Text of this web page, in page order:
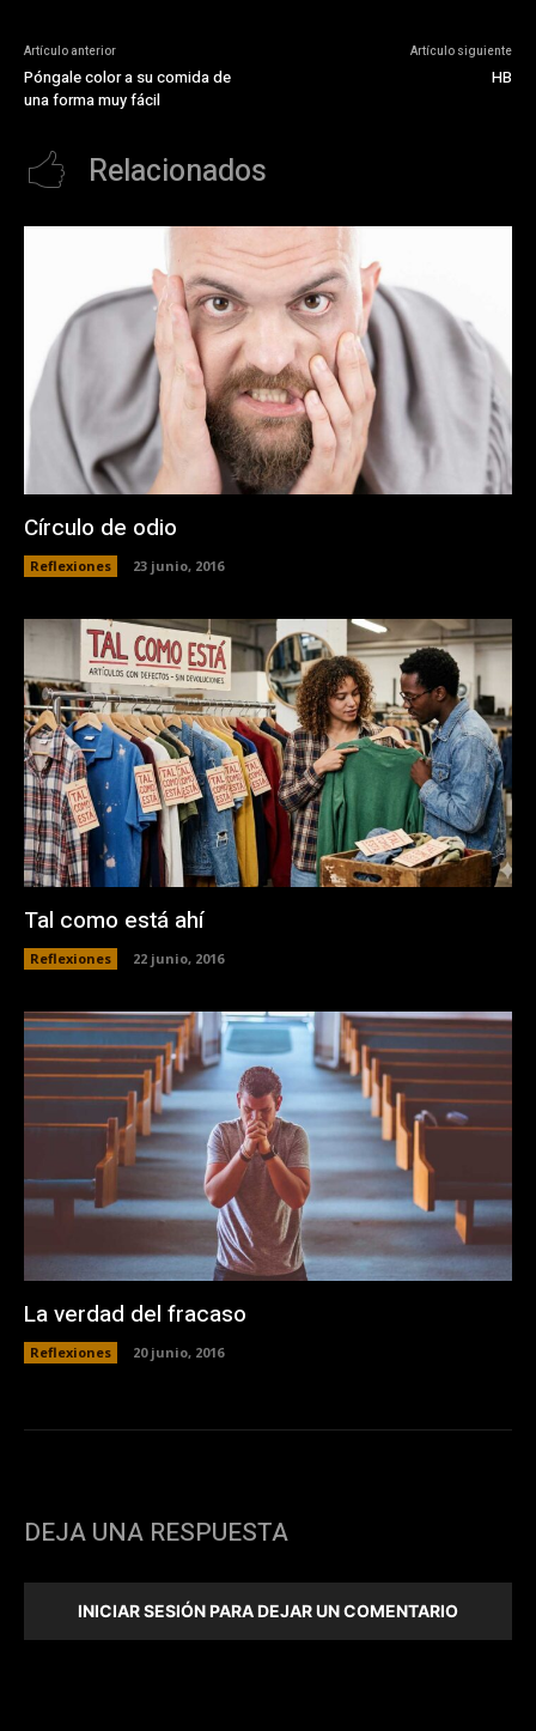
Artículo anterior
Póngale color a su comida de
una forma muy fácil
Artículo siguiente
HB
Relacionados
Círculo de odio
Reflexiones 23 junio, 2016
Tal como está ahí
Reflexiones 22 junio, 2016
La verdad del fracaso
Reflexiones 20 junio, 2016
DEJA UNA RESPUESTA
INICIAR SESIÓN PARA DEJAR UN COMENTARIO